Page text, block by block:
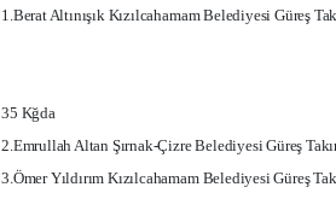
1.Berat Altınışık Kızılcahamam Belediyesi Güreş
35 Kğda
2.Emrullah Altan Şırnak-Çizre Belediyesi Güreş
3.Ömer Yıldırım Kızılcahamam Belediyesi Güreş